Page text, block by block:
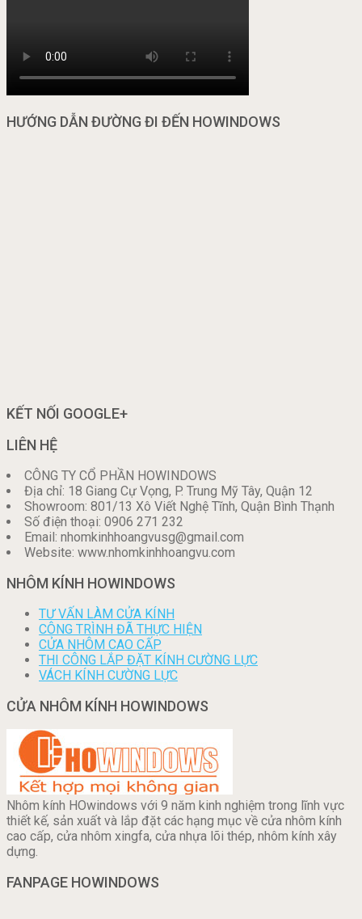
HƯỚNG DẪN ĐƯỜNG ĐI ĐẾN HOWINDOWS
KẾT NỐI GOOGLE+
LIÊN HỆ
CÔNG TY CỔ PHẦN HOWINDOWS
Địa chỉ: 18 Giang Cự Vọng, P. Trung Mỹ Tây, Quận 12
Showroom: 801/13 Xô Viết Nghệ Tĩnh, Quận Bình Thạnh
Số điện thoại: 0906 271 232
Email: nhomkinhhoangvusg@gmail.com
Website: www.nhomkinhhoangvu.com
NHÔM KÍNH HOWINDOWS
TƯ VẤN LÀM CỬA KÍNH
CÔNG TRÌNH ĐÃ THỰC HIỆN
CỬA NHÔM CAO CẤP
THI CÔNG LẮP ĐẶT KÍNH CƯỜNG LỰC
VÁCH KÍNH CƯỜNG LỰC
CỬA NHÔM KÍNH HOWINDOWS
Nhôm kính HOwindows với 9 năm kinh nghiệm trong lĩnh vực
thiết kế, sản xuất và lắp đặt các hạng mục về cửa nhôm kính
cao cấp, cửa nhôm xingfa, cửa nhựa lõi thép, nhôm kính xây
dựng.
FANPAGE HOWINDOWS